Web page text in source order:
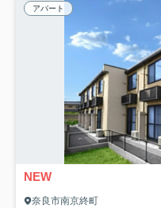
アパート
NEW
奈良市南京終町